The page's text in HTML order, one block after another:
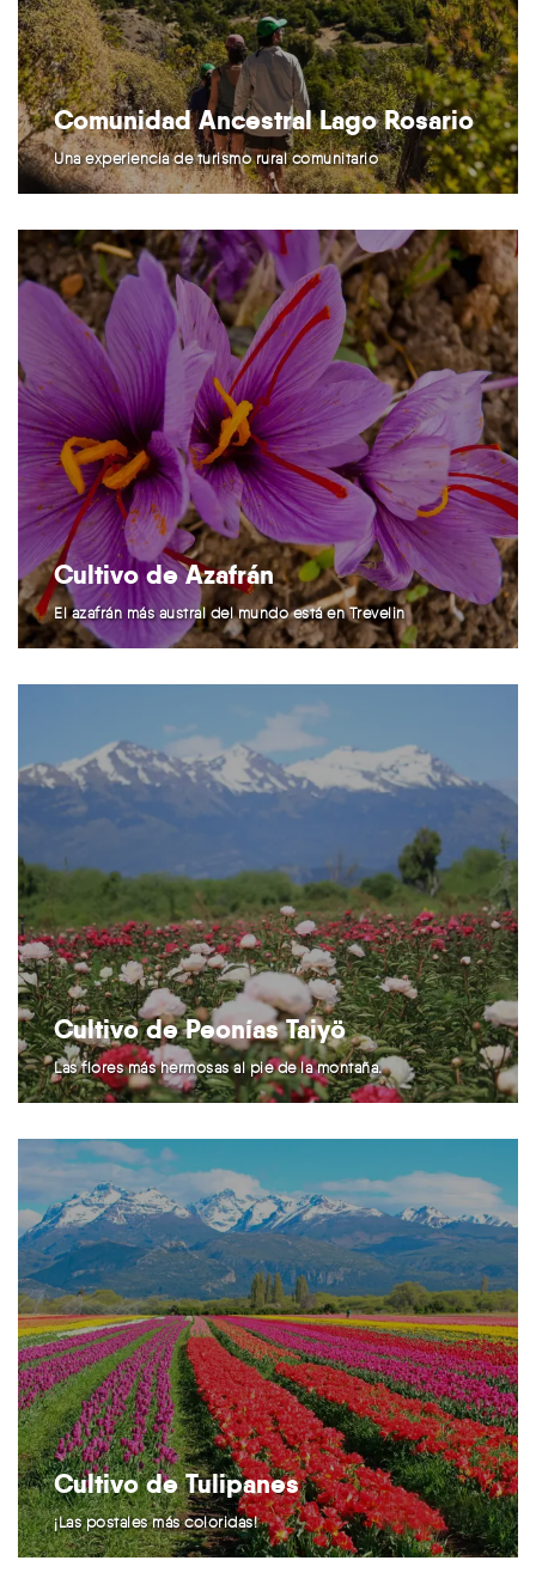
Comunidad Ancestral Lago Rosario
Una experiencia de turismo rural comunitario
Cultivo de Azafrán
El azafrán más austral del mundo está en Trevelin
Cultivo de Peonías Taiyö
Las flores más hermosas al pie de la montaña.
Cultivo de Tulipanes
¡Las postales más coloridas!